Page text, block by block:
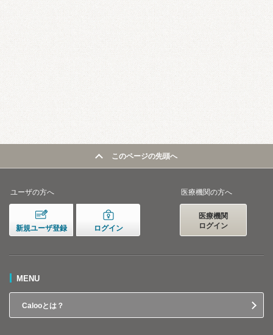
このページの先頭へ
ユーザの方へ
新規ユーザ登録 ログイン
医療機関の方へ
医療機関
ログイン
MENU
Calooとは？